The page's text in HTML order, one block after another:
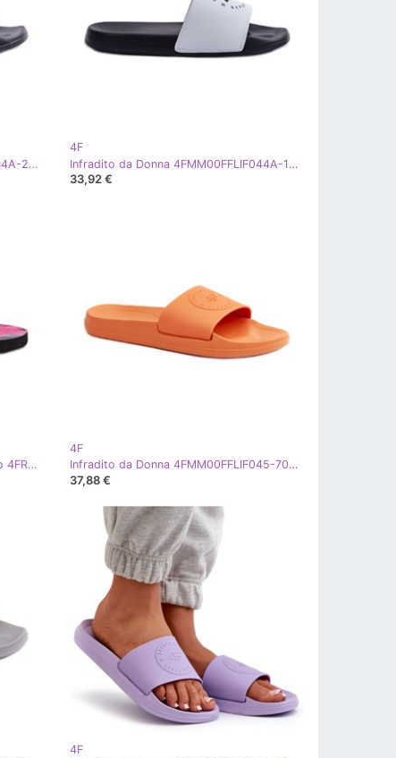
Infradito da donna 4FMM00FFLIF044A-20S Nere nero
4F
Infradito da Donna 4FMM00FFLIF044A-10S Bianco e Nero
33,92 €
Infradito fantasia da donna Infradito 4FRMM00FFLIF138-90S Multicolor multicolore
4F
Infradito da Donna 4FMM00FFLIF045-70S Arancione arancia
37,88 €
4F